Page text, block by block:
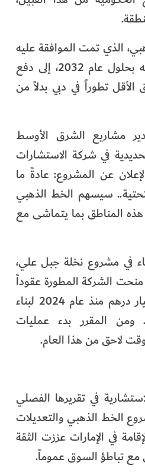
الذي تمت الموافقة عليه
في إبريل والمقرر اكتماله بحلول عام 2032، إلى دفع
الأقل تطوراً في دبي بدلاً من
مشاريع الشرق الأوسط
في شركة الاستشارات
عن المشروع: عادةً ما
سيسهم الخط الذهبي
المناطق بما يتماشى مع
في مشروع نخلة جبل علي،
الشركة المطورة عقوداً
بقيمة تزيد على 8.5 مليار درهم منذ عام 2024 لبناء
ومن المقرر بدء عمليات
لاحق من هذا العام.
في تقريرها الفصلي
الخط الذهبي والتعديلات
في الإمارات عززت الثقة
تباطؤ السوق عموماً.